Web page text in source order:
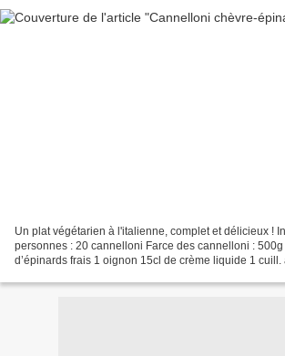
Un plat végétarien à l'italienne, complet et délicieux !
personnes : 20 cannelloni Farce des cannelloni :
d’épinards frais 1 oignon 15cl de crème liquide 1 cuill.